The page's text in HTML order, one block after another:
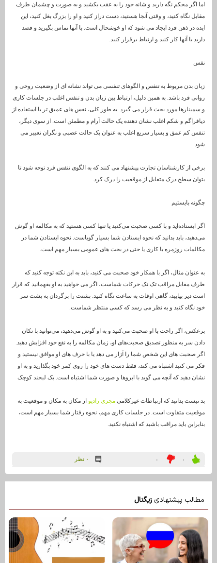
اما اگر محکم نگه دارید و شانه خود را به عقب بکشید و به صورت و چشمان طرف
مقابل نگاه کنید، و وقتی آنجا هستید، دست دراز کنید و او را بزرگ بغل کنید، این
ایده در ذهن فرد ایجاد می شود که او خوشحال است. با آنها تماس بگیرید و قصد
دارید با آنها کار کنید و ارتباط برقرار کنید.
نفس
زبان بدن مربوط به تنفس و الگوهای تنفسی می تواند نشانه ای از وضعیت روحی و
روانی فرد باشد. به همین دلیل، ارتباط بین زبان بدن و تنفس اغلب در جلسات کاری
و سمینارها مورد بحث قرار می گیرد. به طور کلی، نفس های عمیق تر با استفاده از
دیافراگم و شکم اغلب نشان دهنده یک حالت آرام و مطمئن است. از سوی دیگر،
تنفس کم عمق و بسیار سریع اغلب به عنوان یک حالت عصبی و نگران تعبیر می
شود.
برخی از کارشناسان تجارت پیشنهاد می کنند که به الگوی تنفس فرد توجه شود تا
بتوان سطح درک متقابل از موقعیت را درک کرد.
چگونه بایستیم
اگر ایستاده‌اید و با کسی صحبت می‌کنید یا تنها کسی هستید که به مکالمه او گوش
می‌دهید، باید بدانید که نحوه ایستادن شما بسیار گویاست. نحوه ایستادن شما در
مکالمات روزمره یا کاری یا حتی در بحث های عمومی بسیار مهم است.
به عنوان مثال، اگر با همکار خود صحبت می کنید، باید به این نکته توجه کنید که
طرف مقابل مراقب تک تک حرکات شماست، اگر می خواهید به او بفهمانید که قرار
است دیر بیایید، گاهی اوقات به ساعت نگاه کنید. پشتت را برگردان به پشت سر
خود نگاه کنید و به نظر می رسد که کسی منتظر شماست.
برعکس، اگر راحت با او صحبت می‌کنید و به او گوش می‌دهید، می‌توانید با تکان
دادن سر به منظور تصدیق صحبت‌های او، زمان مکالمه را به نفع خود افزایش دهید.
اگر صحبت های این شخص شما را آزار می دهد یا با حرف های او موافق نیستید و
فکر می کنید اشتباه می کند، فقط دست های خود را روی کمر خود بگذارید و به او
نشان دهید که آنچه می گوید با ابروها و صورت شما اشتباه است. یک لبخند کوچک
بد نیست بدانید که ارتباطات غیرکلامیمجری رادیواز مکان به مکان و موقعیت به
موقعیت متفاوت است. در جلسات کاری مهم، نحوه رفتار شما بسیار مهم است،
بنابراین باید مراقب باشید که اشتباه نکنید.